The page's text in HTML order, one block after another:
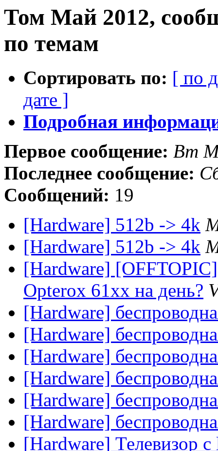
Том Май 2012,
по темам
Сортировать по: [ по
дате ]
Подробная
Первое сообщение: Вт
Последнее сообщение:
Сообщений: 19
[Hardware] 512b -> 4k
[Hardware] 512b -> 4k
[Hardware]
Opterox 61xx на день?
[Hardware]
[Hardware]
[Hardware]
[Hardware]
[Hardware]
[Hardware]
[Hardware] Телевизор